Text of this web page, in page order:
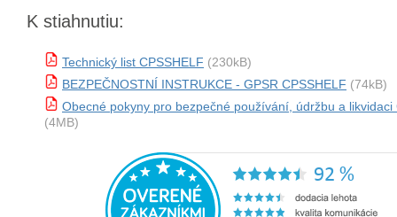
K stiahnutiu:
Technický list CPSSHELF (230kB)
BEZPEČNOSTNÍ INSTRUKCE - GPSR CPSSHELF (74kB)
Obecné pokyny pro bezpečné používání, údržbu a likvidaci
(4MB)